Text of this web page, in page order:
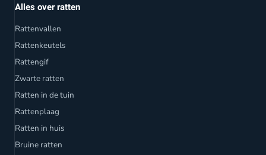
Alles over ratten
Rattenvallen
Rattenkeutels
Rattengif
Zwarte ratten
Ratten in de tuin
Rattenplaag
Ratten in huis
Bruine ratten